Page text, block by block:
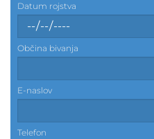
Datum rojstva
Občina bivanja
E-naslov
Telefon